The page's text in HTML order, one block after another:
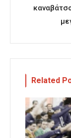
Related